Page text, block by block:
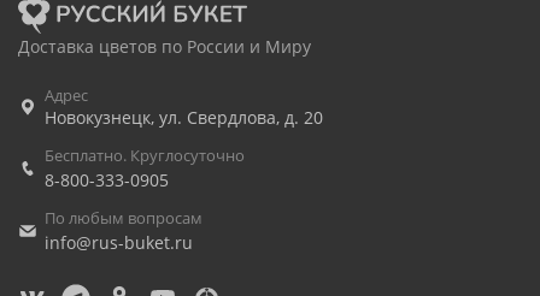
Доставка цветов по России и Миру
Адрес
Новокузнецк, ул. Свердлова, д. 20
Бесплатно. Круглосуточно
8-800-333-0905
По любым вопросам
info@rus-buket.ru